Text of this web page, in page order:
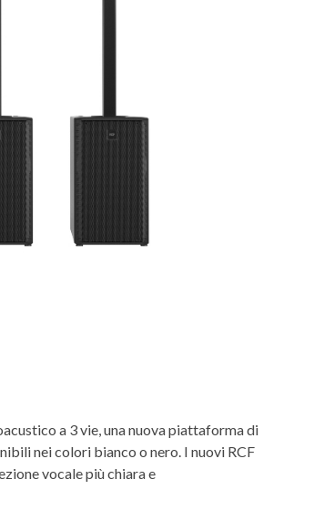
a 3 vie, una nuova piattaforma di
nei colori bianco o nero. I nuovi RCF
vocale più chiara e